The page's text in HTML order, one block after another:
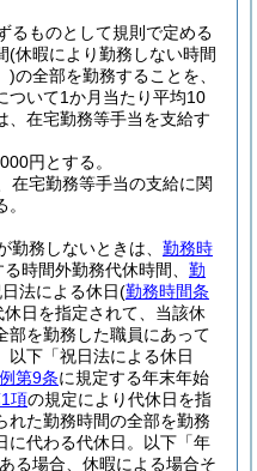
るものとして規則で定める
(休暇により勤務しない時間
)の全部を勤務することを、
ついて1か月当たり平均10
、在宅勤務等手当を支給す
円とする。
在宅勤務等手当の支給に関
勤務しないときは、 勤務時
時間外勤務代休時間、 勤
法による休日(勤務時間条
日を指定されて、当該休
部を勤務した職員にあって
以下「祝日法による休日
第9条に規定する年末年始
項の規定により代休日を指
れた勤務時間の全部を勤務
に代わる代休日。以下「年
る場合、休暇による場合そ